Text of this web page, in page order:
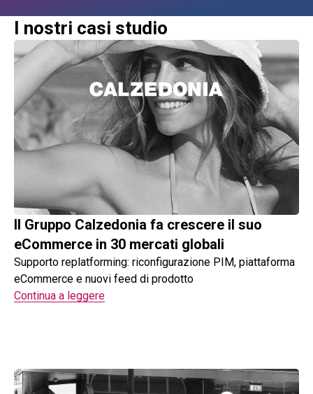
I nostri casi studio
Il Gruppo Calzedonia fa crescere il suo
eCommerce in 30 mercati globali
Supporto replatforming: riconfigurazione PIM, piattaforma
eCommerce e nuovi feed di prodotto
Continua a leggere